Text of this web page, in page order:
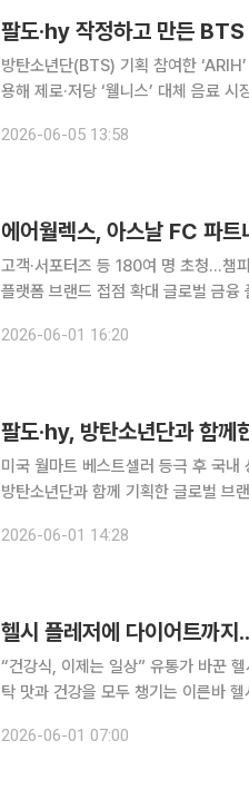
팔도·hy 작정하고 만든
방탄소년단(BTS) 기획 참여한
용해 제로·저당 ‘웰니스’ 대체 음료 시장 선점 가속 국내 대표 커피 프랜차
커피는 전국 4300여 개에 달하는 촘
2026-06-05 13:58
에어월렉스, 아스날 FC 파
고객·서포터즈 등 180여 명 초청…챔
플랫폼 브랜드 접점 확대 글로벌 금융 플랫폼 기업 에어월렉스가 아스날 FC와의 공식 파트너십을
새벽까지 서울 강남구 선릉역 인근 슈
2026-06-01 16:20
팔도·hy, 방탄소년단과 함께
미국 월마트 베스트셀러 등극 후 국내 상륙누
방탄소년단과 함께 기획한 글로벌 브
다. 기획 단계부터 방탄소년단이 참여
2026-06-01 14:28
헬시 플레저에 다이어트까지
“건강식, 이제는 일상” 유통가 바꾼
탁 맛과 건강을 모두 챙기는 이른바 헬시플레저 열풍이 올여름 유통가를 휩쓸고 있다. 무더위가 일
머스 플랫폼 에이블리에 따르면 4월
2026-06-01 07:00